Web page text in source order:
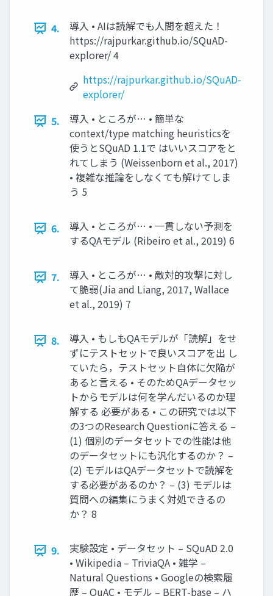
4.
導入 • AIは読解でも人間を超えた！
https://rajpurkar.github.io/SQuAD-
explorer/ 4
https://rajpurkar.github.io/SQuAD-
explorer/
5.
導入 • ところが… • 簡単な
context/type matching heuristicsを
使うとSQuAD 1.1で はいいスコアをと
れてしまう (Weissenborn et al., 2017)
• 複雑な推論をしなくても解けてしま
う 5
6.
導入 • ところが… • 一貫しない予測を
するQAモデル (Ribeiro et al., 2019) 6
7.
導入 • ところが… • 敵対的攻撃に対し
て脆弱(Jia and Liang, 2017, Wallace
et al., 2019) 7
8.
導入 • もしもQAモデルが「読解」をせ
ずにテストセットで良いスコアを出 し
ていたら，テストセット自体に欠陥が
あると言える • そのためQAデータセッ
トからモデルは何を学んだいるのか理
解する 必要がある • この研究では以下
の3つのResearch Questionに答える –
(1) 個別のデータセットでの性能は他
のデータセットにも汎化するのか？ –
(2) モデルはQAデータセットで読解を
する必要があるのか？ – (3) モデルは
質問への編集にうまく対処できるの
か？ 8
9.
実験設定 • データセット – SQuAD 2.0
• Wikipedia – TriviaQA • 雑学 –
Natural Questions • Googleの検索履
歴 – QuAC • モデル – BERT-base – ハ